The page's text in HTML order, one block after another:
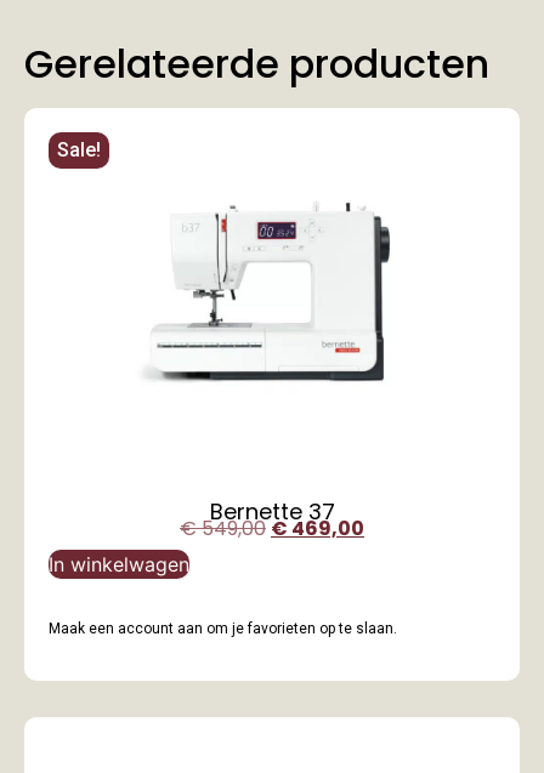
Gerelateerde producten
Sale!
Bernette 37
€549,00 €469,00
In winkelwagen
Maak een account aan om je favorieten op te slaan.